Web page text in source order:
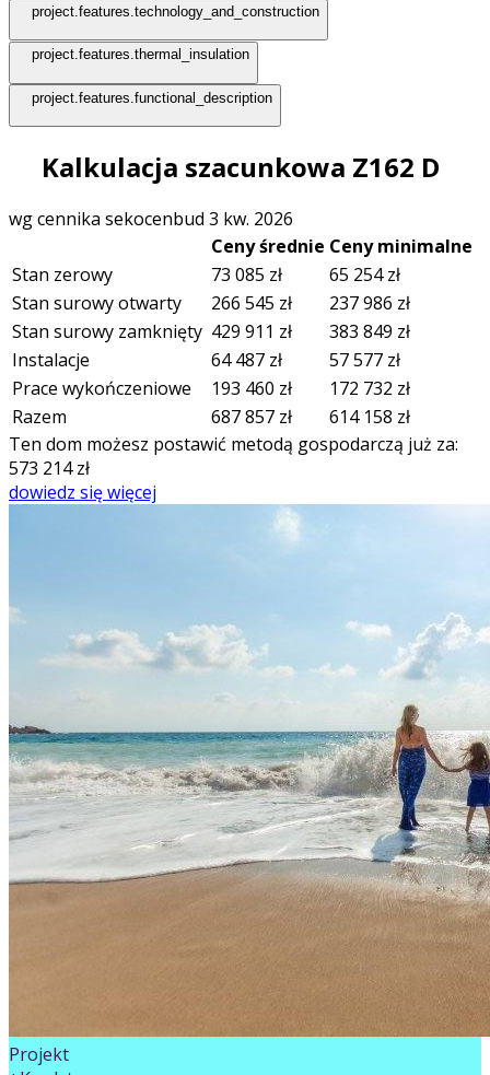
project.features.technology_and_construction
project.features.thermal_insulation
project.features.functional_description
Kalkulacja szacunkowa Z162 D
wg cennika sekocenbud 3 kw. 2026
Ceny średnie Ceny minimalne
Stan zerowy
73 085 zł 65 254zł
Stan surowy otwarty
266 545 zł 237 986 zł
Stan surowy zamknięty 429 911 zł 383 849 zł
Instalacje
64 487 zł 57 577 zł
Prace wykończeniowe
193 460 zł 172 732 zł
Razem
687 857 zł 614 158 zł
Ten dom możesz postawić metodą gospodarczą już za:
573 214zł
dowiedz się więcej
Projekt